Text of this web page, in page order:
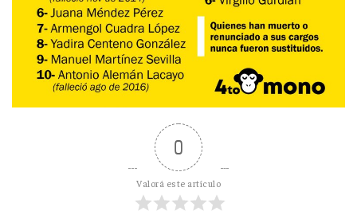
0
Valorá este artículo